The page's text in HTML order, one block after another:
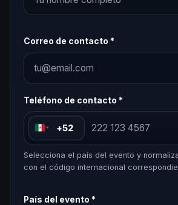
Correo de contacto *
Teléfono de contacto *
+52
Selecciona el país del evento y
con el código internacional
País del evento *